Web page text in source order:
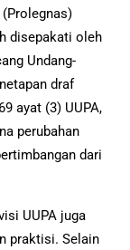
disepakati oleh
Undang-
draf
ayat (3) UUPA,
perubahan
dari
UUPA juga
praktisi. Selain